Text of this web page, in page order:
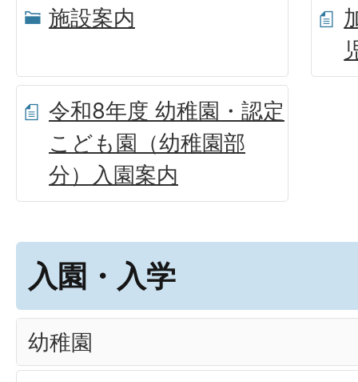
施設案内
令和8年度 幼稚園・認定
こども園（幼稚園部
分）入園案内
入園・入学
幼稚園